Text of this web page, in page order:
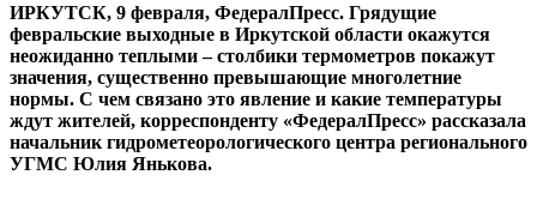
ИРКУТСК, 9 февраля, ФедералПресс. Грядущие
февральские выходные в Иркутской области окажутся
неожиданно теплыми – столбики термометров покажут
значения, существенно превышающие многолетние
нормы. С чем связано это явление и какие температуры
ждут жителей, корреспонденту «ФедералПресс» рассказала
начальник гидрометеорологического центра регионального
УГМС Юлия Янькова.